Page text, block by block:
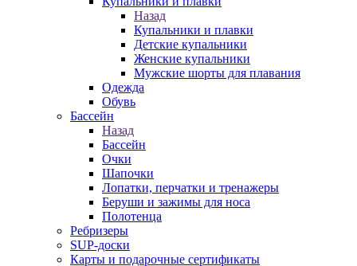
Назад
Купальники и плавки
Детские купальники
Женские купальники
Мужские шорты для плавания
Одежда
Обувь
Бассейн
Назад
Бассейн
Очки
Шапочки
Лопатки, перчатки и тренажеры
Беруши и зажимы для носа
Полотенца
Ребризеры
SUP-доски
Карты и подарочные сертификаты